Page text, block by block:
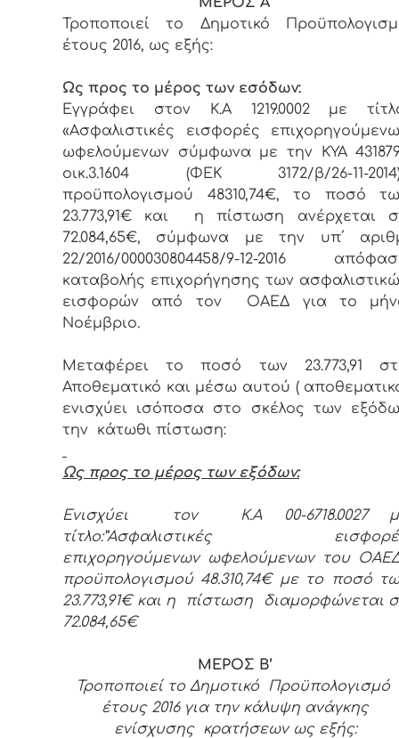
Τροποποιεί το Δημοτικό
έτους 2016, ως εξής:
Ως προς το μέρος των εσόδων:
Εγγράφει στον Κ.Α 1219.0002 με
«Ασφαλιστικές εισφορές
ωφελούμενων σύμφωνα με την ΚΥΑ
οικ.3.1604 (ΦΕΚ 3172/β/26-11-
προϋπολογισμού 48310,74€, το ποσό
23.773,91€ και η πίστωση ανέρχεται
72.084,65€, σύμφωνα με την υπ΄
22/2016/000030804458/9-12-2016
καταβολής επιχορήγησης των
εισφορών από τον ΟΑΕΔ για το
Νοέμβριο.
Μεταφέρει το ποσό των 23.773,91
Αποθεματικό και μέσω αυτού (
ενισχύει ισόποσα στο σκέλος των
την κάτωθι πίστωση:
Ως προς το μέρος των εξόδων:
Ενισχύει τον Κ.Α 00-6718.0027
τίτλο:”Ασφαλιστικές
επιχορηγούμενων ωφελούμενων του
προϋπολογισμού 48.310,74€ με το ποσό
23.773,91€ και η πίστωση διαμορφώνεται
72.084,65€
ΜΕΡΟΣ Β’
Τροποποιεί το Δημοτικό Προϋπολογισμό
έτους 2016 για την κάλυψη ανάγκης
ενίσχυσης κρατήσεων ως εξής: